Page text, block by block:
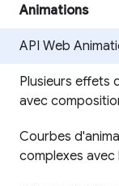
Animations
API Web
Plusieurs effets
avec
Courbes
complexes avec